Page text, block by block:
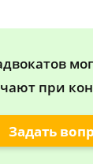
при
Задать